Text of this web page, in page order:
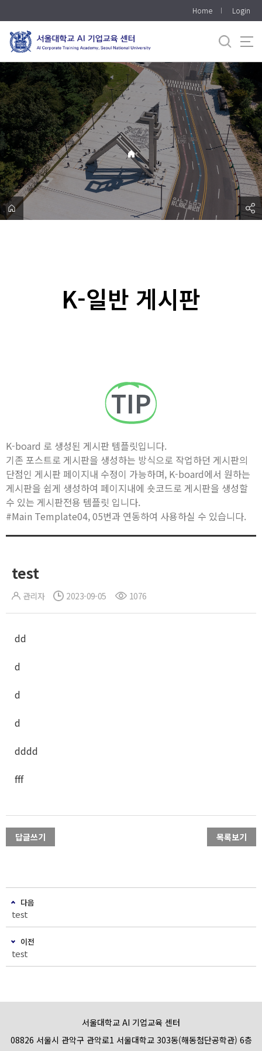
로
메
뉴
Home Login
K-일반 게시판
TIP
K-board 로 생성된 게시판 템플릿입니다.
기존 포스트로 게시판을 생성하는 방식으로 작업하던 게시판의
단점인 게시판 페이지내 수정이 가능하며, K-board에서 원하는
게시판을 쉽게 생성하여 페이지내에 숏코드로 게시판을 생성할
수 있는 게시판전용 템플릿 입니다.
#Main Template04, 05번과 연동하여 사용하실 수 있습니다.
test
관리자 2023-09-05 1076
dd
d
d
d
dddd
fff
답글쓰기 목록보기
다음
test
이전
test
서울대학교 AI 기업교육 센터
08826 서울시 관악구 관악로1 서울대학교 303동(해동첨단공학관) 6층